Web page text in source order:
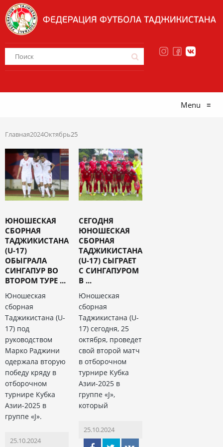
Menu ≡
Главная2024Октябрь25
ЮНОШЕСКАЯ
СБОРНАЯ
ТАДЖИКИСТАНА
(U-17)
ОБЫГРАЛА
СИНГАПУР ВО
ВТОРОМ ТУРЕ ...
Юношеская
сборная
Таджикистана (U-
17) под
руководством
Марко Раджини
одержала вторую
победу кряду в
отборочном
турнире Кубка
Азии-2025 в
группе «J».
25.10.2024
СЕГОДНЯ
ЮНОШЕСКАЯ
СБОРНАЯ
ТАДЖИКИСТАНА
(U-17) СЫГРАЕТ
С СИНГАПУРОМ
В ...
Юношеская
сборная
Таджикистана (U-
17) сегодня, 25
октября, проведет
свой второй матч
в отборочном
турнире Кубка
Азии-2025 в
группе «J»,
который
25.10.2024